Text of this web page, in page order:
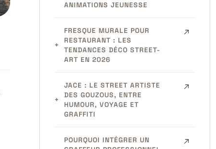
ANIMATIONS JEUNESSE
FRESQUE MURALE POUR
RESTAURANT : LES
TENDANCES DÉCO STREET-
ART EN 2026
JACE : LE STREET ARTISTE
DES GOUZOUS, ENTRE
HUMOUR, VOYAGE ET
GRAFFITI
POURQUOI INTÉGRER UN